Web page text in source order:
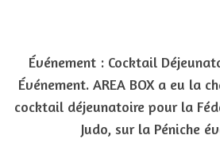
Événement : Cocktail
Événement. AREA BOX a eu la
cocktail déjeunatoire pour la
Judo, sur la Péniche